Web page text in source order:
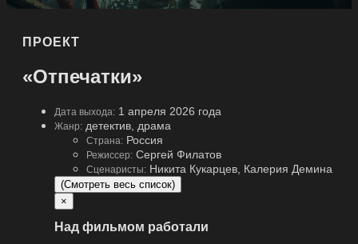
ПРОЕКТ
«Отпечатки»
Дата выхода: 1 апреля 2026 года
Жанр: детектив, драма
Страна: Россия
Режиссер: Сергей Филатов
Сценаристы: Никита Кукарцев, Калерия Демина
(Смотреть весь список)
×
Над фильмом работали